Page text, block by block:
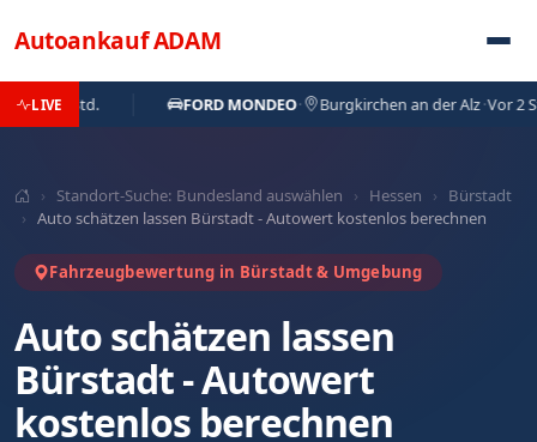
AutoankaufADAM
LIVE
1 Std. FORD MONDEO· Burgkirchen an der Alz ·Vor 2 Std.
› Standort-Suche: Bundesland auswählen › Hessen ›
Bürstadt
› Auto schätzen lassen Bürstadt - Autowert kostenlos berechnen
Fahrzeugbewertung in Bürstadt & Umgebung
Auto schätzen lassen
Bürstadt - Autowert
kostenlos berechnen